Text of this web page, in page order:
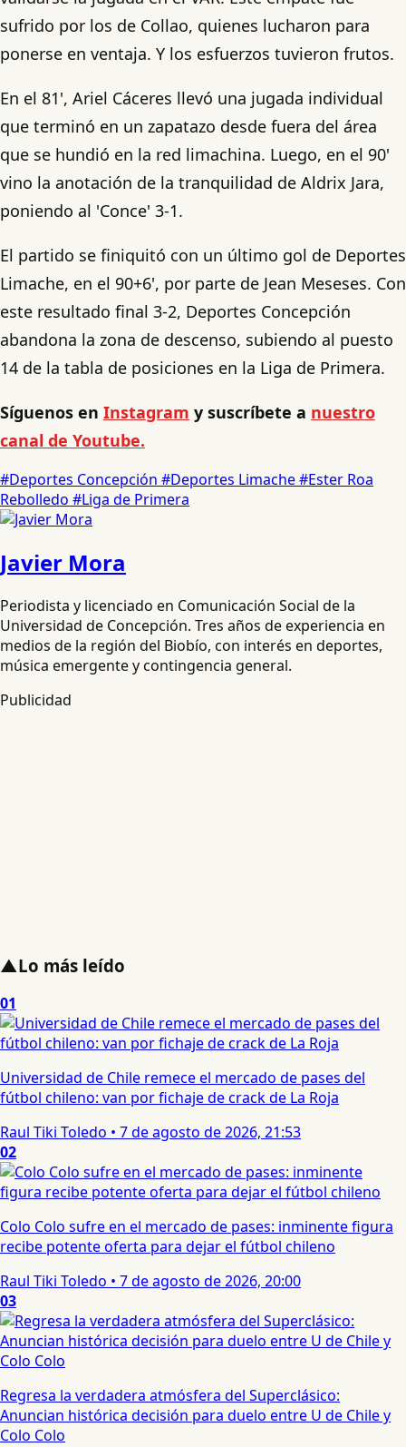
sufrido por los de Collao, quienes lucharon para
ponerse en ventaja. Y los esfuerzos tuvieron frutos.
En el 81', Ariel Cáceres llevó una jugada individual
que terminó en un zapatazo desde fuera del área
que se hundió en la red limachina. Luego, en el 90'
vino la anotación de la tranquilidad de Aldrix Jara,
poniendo al 'Conce' 3-1.
El partido se finiquitó con un último gol de Deportes
Limache, en el 90+6', por parte de Jean Meseses. Con
este resultado final 3-2, Deportes Concepción
abandona la zona de descenso, subiendo al puesto
14 de la tabla de posiciones en la Liga de Primera.
Síguenos en Instagram y suscríbete a nuestro
canal de Youtube.
#Deportes Concepción #Deportes Limache#Ester Roa
Rebolledo #Liga de Primera
Javier Mora
Periodista y licenciado en Comunicación Social de la
Universidad de Concepción. Tres años de experiencia en
medios de la región del Biobío, con interés en deportes,
música emergente y contingencia general.
Publicidad
▲Lo más leído
01
Universidad de Chile remece el mercado de pases del
fútbol chileno: van por fichaje de crack de La Roja
Raul Tiki Toledo • 7 de agosto de 2026, 21:53
02
Colo Colo sufre en el mercado de pases: inminente figura
recibe potente oferta para dejar el fútbol chileno
Raul Tiki Toledo • 7 de agosto de 2026, 20:00
03
Regresa la verdadera atmósfera del Superclásico:
Anuncian histórica decisión para duelo entre U de Chile y
Colo Colo